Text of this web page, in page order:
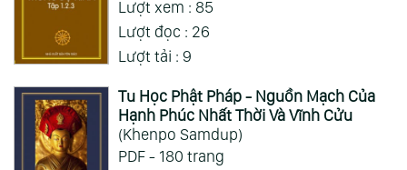
Lượt xem : 85
Lượt đọc : 26
Lượt tải : 9
Tu Học Phật Pháp - Nguồn Mạch Của
Hạnh Phúc Nhất Thời Và Vĩnh Cửu
(Khenpo Samdup)
PDF - 180 trang